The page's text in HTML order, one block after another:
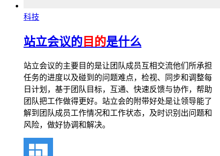
科技
站立会议的 目的是什么
站立会议的主要目的是让团队成员互相交流他们所承担
任务的进度以及碰到的问题难点，检视、同步和调整每
日计划，基于团队目标，互通、快速反馈与协作，帮助
团队把工作做得更好。站立会的附带好处是让领导能了
解到团队成员工作情况和工作状态，及时识别出问题和
风险，做好协调和解决。